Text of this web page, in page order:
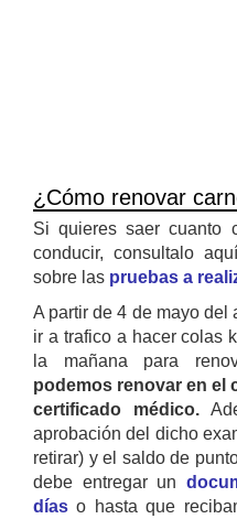
¿Cómo renovar
Si quieres saer cuanto
conducir, consultalo
sobre las pruebas a
A partir de 4 de mayo del
ir a trafico a hacer colas
la mañana para
podemos renovar en el
certificado médico.
aprobación del dicho
retirar) y el saldo de
debe entregar un
días o hasta que